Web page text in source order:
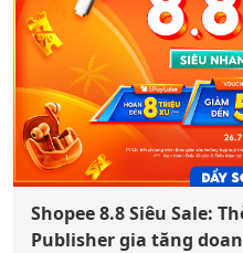
Shopee 8.8 Siêu Sale:
Publisher gia tăng